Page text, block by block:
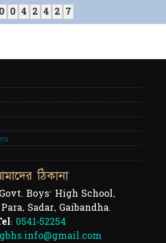
0 0 4 2 4 2 7
ঠিকানা
Boys' High School,
Sadar, Gaibandha.
0541-52254